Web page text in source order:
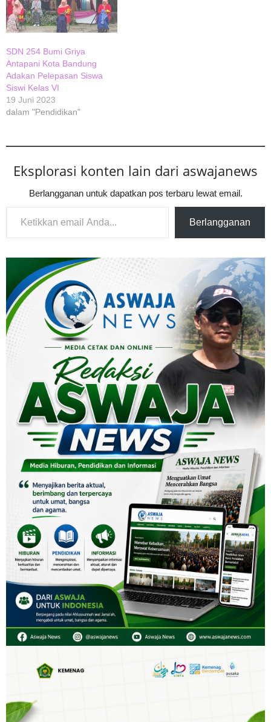
SDN 254 Bumi Griya
Antapani Kota Bandung
Adakan Pelepasan Siswa
Siswi Kelas VI
19 Juni 2023
dalam "Pendidikan"
Eksplorasi konten lain dari aswajanews
Berlangganan untuk dapatkan pos terbaru lewat email.
Ketikkan email Anda...
Berlangganan